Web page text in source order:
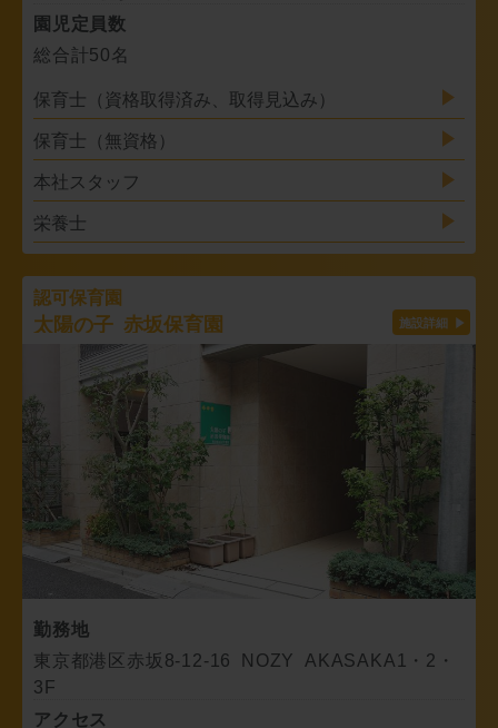
園児定員数
総合計50名
保育士（資格取得済み、取得見込み）
保育士（無資格）
本社スタッフ
栄養士
認可保育園
太陽の子 赤坂保育園
勤務地
東京都港区赤坂8-12-16 NOZY AKASAKA1・2・
3F
アクセス